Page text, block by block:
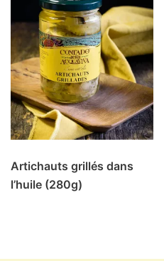
Artichauts grillés dans
l’huile (280g)